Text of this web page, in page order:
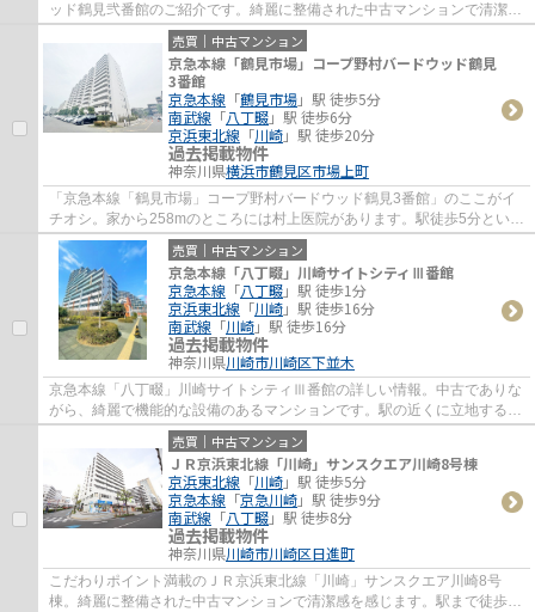
ッド鶴見弐番館のご紹介です。綺麗に整備された中古マンションで清潔感
を感じます。こちらのエレベーター付きの...
売買｜中古マンション
京急本線「鶴見市場」コープ野村バードウッド鶴見
3番館
京急本線 「鶴見市場」駅 徒歩5分
南武線 「八丁畷」駅 徒歩6分
京浜東北線 「川崎」駅 徒歩20分
過去掲載物件
神奈川県横浜市鶴見区市場上町
「京急本線「鶴見市場」コープ野村バードウッド鶴見3番館」のここがイ
チオシ。家から258mのところには村上医院があります。駅徒歩5分という
アクセスの良さが魅力的な物件です。あると...
売買｜中古マンション
京急本線「八丁畷」川崎サイトシティⅢ番館
京急本線 「八丁畷」駅 徒歩1分
京浜東北線 「川崎」駅 徒歩16分
南武線 「川崎」駅 徒歩16分
過去掲載物件
神奈川県川崎市川崎区下並木
京急本線「八丁畷」川崎サイトシティⅢ番館の詳しい情報。中古でありな
がら、綺麗で機能的な設備のあるマンションです。駅の近くに立地する、
徒歩1分圏内の物件です。お体が不自由な方...
売買｜中古マンション
ＪＲ京浜東北線「川崎」サンスクエア川崎8号棟
京浜東北線 「川崎」駅 徒歩5分
京急本線 「京急川崎」駅 徒歩9分
南武線 「八丁畷」駅 徒歩8分
過去掲載物件
神奈川県川崎市川崎区日進町
こだわりポイント満載のＪＲ京浜東北線「川崎」サンスクエア川崎8号
棟。綺麗に整備された中古マンションで清潔感を感じます。駅まで徒歩5